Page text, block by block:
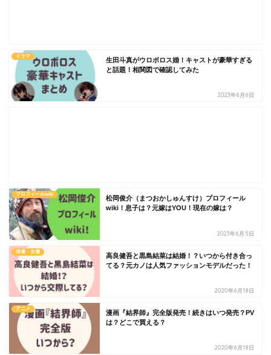
ドラマ
生田斗真がウロボロス婚！キャストが豪華すぎる
と話題！相関図で確認してみた
2023年6月6日
プロフィールwiki
松岡俊介（まつおかしゅんすけ）プロフィール
wiki！息子は？元嫁はYOU！現在の嫁は？
2023年6月5日
俳優・女優
高良健吾と黒島結菜は結婚！？いつから付き合っ
てる？元カノは人気ファッションモデルだった！
2020年6月18日
アニメ
漫画『結界師』完全版発売！続きはいつ発売？PV
は？どこで買える？
2020年6月18日